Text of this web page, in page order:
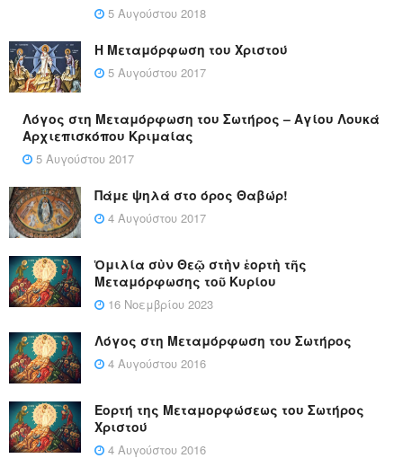
5 Αυγούστου 2018
Η Μεταμόρφωση του Χριστού
5 Αυγούστου 2017
Λόγος στη Μεταμόρφωση του Σωτήρος – Αγίου Λουκά
Αρχιεπισκόπου Κριμαίας
5 Αυγούστου 2017
Πάμε ψηλά στο όρος Θαβώρ!
4 Αυγούστου 2017
Ὁμιλία σὺν Θεῷ στὴν ἑορτὴ τῆς
Μεταμόρφωσης τοῦ Κυρίου
16 Νοεμβρίου 2023
Λόγος στη Μεταμόρφωση του Σωτήρος
4 Αυγούστου 2016
Εορτή της Μεταμορφώσεως του Σωτήρος
Χριστού
4 Αυγούστου 2016